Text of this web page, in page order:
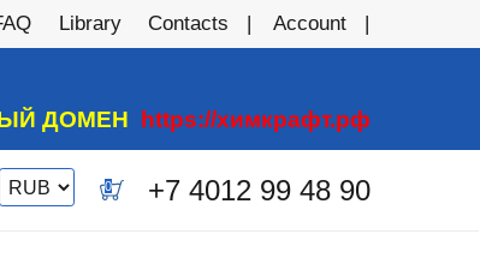
Library Contacts Account
ДОМЕН https://химкрафт.рф
Switch
currency
0 +7 4012 99 48 90